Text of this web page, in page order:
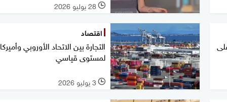
l 28 يوليو 2026
بـ 50% على
اقتصاد
التجارة بين الاتحاد الأوروبي
لمستوى قياسي
l 3 يوليو 2026